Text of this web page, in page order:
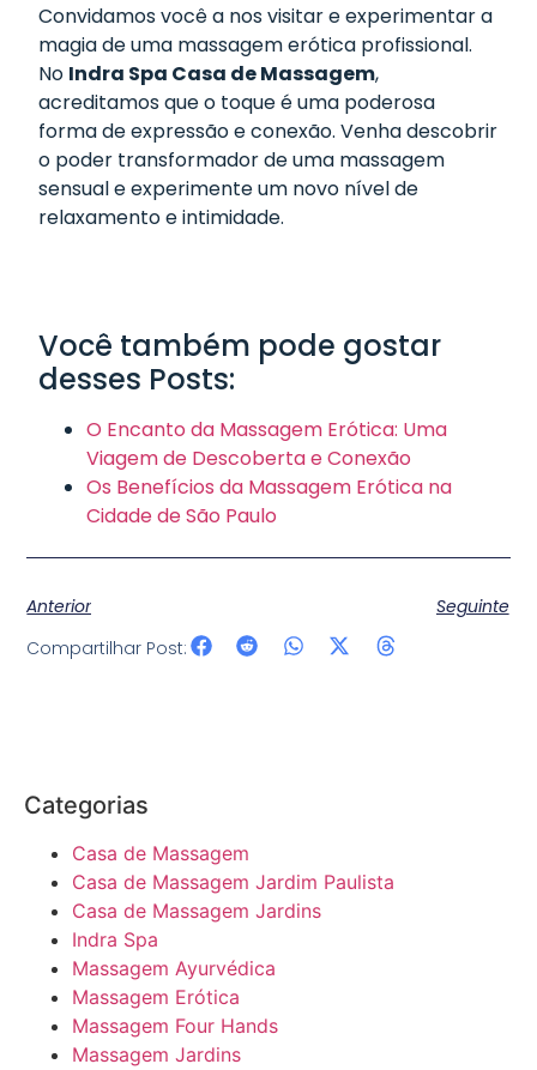
Convidamos você a nos visitar e experimentar a
magia de uma massagem erótica profissional.
No Indra Spa Casa de Massagem,
acreditamos que o toque é uma poderosa
forma de expressão e conexão. Venha descobrir
o poder transformador de uma massagem
sensual e experimente um novo nível de
relaxamento e intimidade.
Você também pode gostar
desses Posts:
O Encanto da Massagem Erótica: Uma
Viagem de Descoberta e Conexão
Os Benefícios da Massagem Erótica na
Cidade de São Paulo
Anterior
Seguinte
Compartilhar Post:
Categorias
Casa de Massagem
Casa de Massagem Jardim Paulista
Casa de Massagem Jardins
Indra Spa
Massagem Ayurvédica
Massagem Erótica
Massagem Four Hands
Massagem Jardins